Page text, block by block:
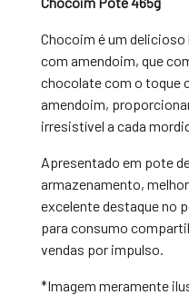
Chocoim é um
com amendoim, que
chocolate com o toque
amendoim,
irresistível a cada
Apresentado em pote
armazenamento,
excelente destaque no
para consumo
vendas por impulso.
*Imagem meramente